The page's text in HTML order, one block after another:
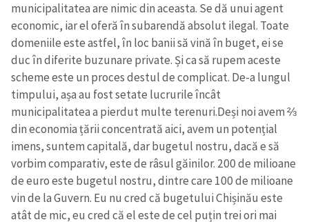
municipalitatea are nimic din aceasta. Se dă unui agent
economic, iar el oferă în subarendă absolut ilegal. Toate
domeniile este astfel, în loc banii să vină în buget, ei se
duc în diferite buzunare private. Și ca să rupem aceste
scheme este un proces destul de complicat. De-a lungul
timpului, așa au fost setate lucrurile încât
municipalitatea a pierdut multe terenuri.Deși noi avem ⅔
din economia țării concentrată aici, avem un potențial
imens, suntem capitală, dar bugetul nostru, dacă e să
vorbim comparativ, este de râsul găinilor. 200 de milioane
de euro este bugetul nostru, dintre care 100 de milioane
vin de la Guvern. Eu nu cred că bugetului Chișinău este
atât de mic, eu cred că el este de cel puțin trei ori mai